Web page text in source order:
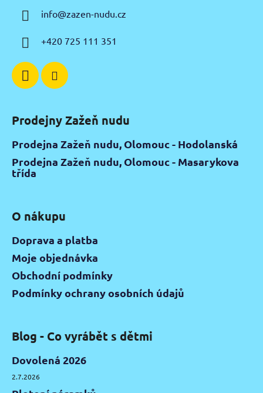
info@zazen-nudu.cz
+420 725 111 351
Prodejny Zažeň nudu
Prodejna Zažeň nudu, Olomouc - Hodolanská
Prodejna Zažeň nudu, Olomouc - Masarykova
třída
O nákupu
Doprava a platba
Moje objednávka
Obchodní podmínky
Podmínky ochrany osobních údajů
Blog - Co vyrábět s dětmi
Dovolená 2026
2.7.2026